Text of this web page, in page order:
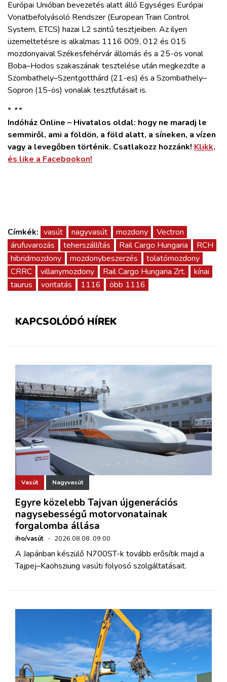
Európai Unióban bevezetés alatt álló Egységes Európai
Vonatbefolyásoló Rendszer (European Train Control
System, ETCS) hazai L2 szintű tesztjeiben. Az ilyen
üzemeltetésre is alkalmas 1116 009, 012 és 015
mozdonyaival Székesfehérvár állomás és a 25-ös vonal
Boba–Hodos szakaszának tesztelése után megkezdte a
Szombathely–Szentgotthárd (21-es) és a Szombathely–
Sopron (15-ös) vonalak tesztfutásait is.
* **
Indóház Online – Hivatalos oldal: hogy ne maradj le
semmiről, ami a földön, a föld alatt, a síneken, a vízen
vagy a levegőben történik. Csatlakozz hozzánk! Klikk,
és like a Facebookon!
Címkék: vasút nagyvasút mozdony
Vectron
árufuvarozás
teherszállítás Rail Cargo Hungaria
RCH
hibridmozdony
mozdonybeszerzés
tolatómozdony
CRRC
villanymozdony Rail Cargo Hungaria Zrt.
kínai
taurus
vontatás 1116 öbb 1116
KAPCSOLÓDÓ HÍREK
Vasút Nagyvasút
Egyre közelebb Tajvan újgenerációs
nagysebességű motorvonatainak
forgalomba állása
iho/vasút · 2026.08.08. 09:00
A Japánban készülő N700ST-k tovább erősítik majd a
Tajpej–Kaohsziung vasúti folyosó szolgáltatásait.